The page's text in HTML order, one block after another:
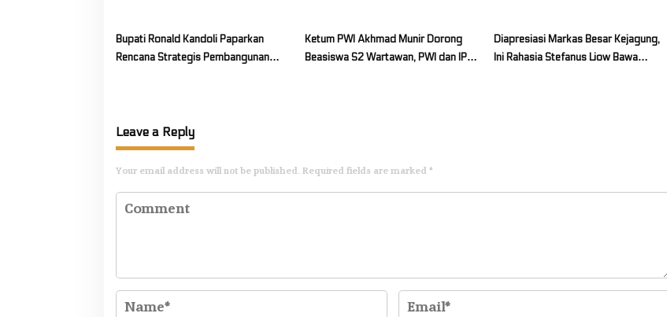
Bupati Ronald Kandoli Paparkan
Rencana Strategis Pembangunan
Ketum PWI Akhmad Munir Dorong
Beasiswa S2 Wartawan, PWI dan IPB
Diapresiasi Markas Besar Kejagung,
Ini Rahasia Stefanus Liow Bawa
Leave a Reply
Your email address will not be published. Required fields are marked *